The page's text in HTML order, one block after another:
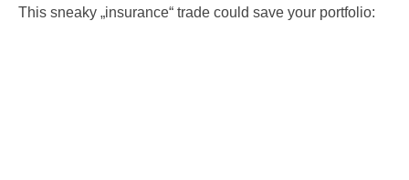
This sneaky „insurance“ trade could save your portfolio: